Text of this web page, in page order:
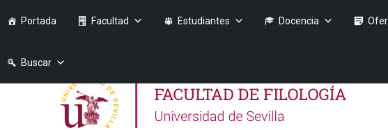
Portada Facultad Estudiantes Docencia
Buscar